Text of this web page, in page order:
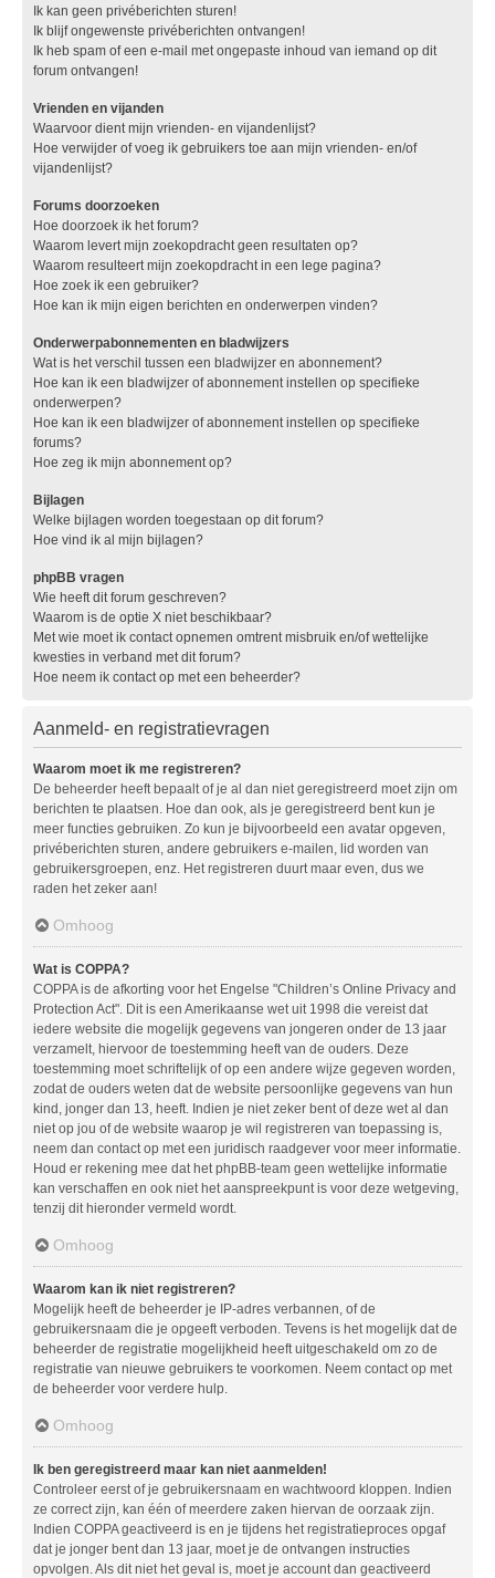
Ik kan geen privéberichten sturen!
Ik blijf ongewenste privéberichten ontvangen!
Ik heb spam of een e-mail met ongepaste inhoud van iemand op dit
forum ontvangen!
Vrienden en vijanden
Waarvoor dient mijn vrienden- en vijandenlijst?
Hoe verwijder of voeg ik gebruikers toe aan mijn vrienden- en/of
vijandenlijst?
Forums doorzoeken
Hoe doorzoek ik het forum?
Waarom levert mijn zoekopdracht geen resultaten op?
Waarom resulteert mijn zoekopdracht in een lege pagina?
Hoe zoek ik een gebruiker?
Hoe kan ik mijn eigen berichten en onderwerpen vinden?
Onderwerpabonnementen en bladwijzers
Wat is het verschil tussen een bladwijzer en abonnement?
Hoe kan ik een bladwijzer of abonnement instellen op specifieke
onderwerpen?
Hoe kan ik een bladwijzer of abonnement instellen op specifieke
forums?
Hoe zeg ik mijn abonnement op?
Bijlagen
Welke bijlagen worden toegestaan op dit forum?
Hoe vind ik al mijn bijlagen?
phpBB vragen
Wie heeft dit forum geschreven?
Waarom is de optie X niet beschikbaar?
Met wie moet ik contact opnemen omtrent misbruik en/of wettelijke
kwesties in verband met dit forum?
Hoe neem ik contact op met een beheerder?
Aanmeld- en registratievragen
Waarom moet ik me registreren?
De beheerder heeft bepaalt of je al dan niet geregistreerd moet zijn om
berichten te plaatsen. Hoe dan ook, als je geregistreerd bent kun je
meer functies gebruiken. Zo kun je bijvoorbeeld een avatar opgeven,
privéberichten sturen, andere gebruikers e-mailen, lid worden van
gebruikersgroepen, enz. Het registreren duurt maar even, dus we
raden het zeker aan!
Omhoog
Wat is COPPA?
COPPA is de afkorting voor het Engelse "Children’s Online Privacy and
Protection Act". Dit is een Amerikaanse wet uit 1998 die vereist dat
iedere website die mogelijk gegevens van jongeren onder de 13 jaar
verzamelt, hiervoor de toestemming heeft van de ouders. Deze
toestemming moet schriftelijk of op een andere wijze gegeven worden,
zodat de ouders weten dat de website persoonlijke gegevens van hun
kind, jonger dan 13, heeft. Indien je niet zeker bent of deze wet al dan
niet op jou of de website waarop je wil registreren van toepassing is,
neem dan contact op met een juridisch raadgever voor meer informatie.
Houd er rekening mee dat het phpBB-team geen wettelijke informatie
kan verschaffen en ook niet het aanspreekpunt is voor deze wetgeving,
tenzij dit hieronder vermeld wordt.
Omhoog
Waarom kan ik niet registreren?
Mogelijk heeft de beheerder je IP-adres verbannen, of de
gebruikersnaam die je opgeeft verboden. Tevens is het mogelijk dat de
beheerder de registratie mogelijkheid heeft uitgeschakeld om zo de
registratie van nieuwe gebruikers te voorkomen. Neem contact op met
de beheerder voor verdere hulp.
Omhoog
Ik ben geregistreerd maar kan niet aanmelden!
Controleer eerst of je gebruikersnaam en wachtwoord kloppen. Indien
ze correct zijn, kan één of meerdere zaken hiervan de oorzaak zijn.
Indien COPPA geactiveerd is en je tijdens het registratieproces opgaf
dat je jonger bent dan 13 jaar, moet je de ontvangen instructies
opvolgen. Als dit niet het geval is, moet je account dan geactiveerd